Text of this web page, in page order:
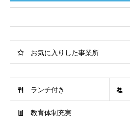
お気に入りした事業所
ランチ付き
教育体制充実